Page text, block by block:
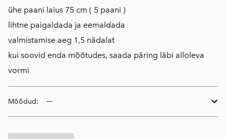
ühe paani laius 75 cm ( 5 paani )
​lihtne paigaldada ja eemaldada
valmistamise aeg 1,5 nädalat
kui soovid enda mõõtudes, saada päring läbi alloleva
vormi
Mõõdud: